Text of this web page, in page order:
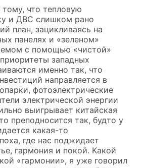
что тепловую
и ДВС слишком рано
план, зацикливаясь на
панелях и «зеленом»
с помощью «чистой»
западных
именно так, что
направляется в
фотоэлектрические
электрической энергии
выигрывает китайская
преподносится так, будто у
какая-то
где нас поджидает
гармония и покой. Какой
«гармонии», я уже говорил